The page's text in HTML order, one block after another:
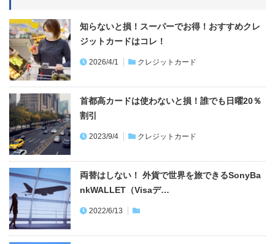
知らないと損！スーパーでお得！おすすめクレ
ジットカードはコレ！
2026/4/1 クレジットカード
首都高カードは使わないと損！誰でも日曜20％
割引
2023/9/4 クレジットカード
両替はしない！ 外貨で世界を旅できるSonyBa
nkWALLET（Visaデ…
2022/6/13